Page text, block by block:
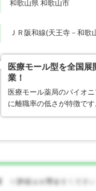
和歌山県 和歌山市
ＪＲ阪和線(天王寺－和歌
医療モール型を全国
業！
医療モール薬局のパイオ
に離職率の低さが特徴で